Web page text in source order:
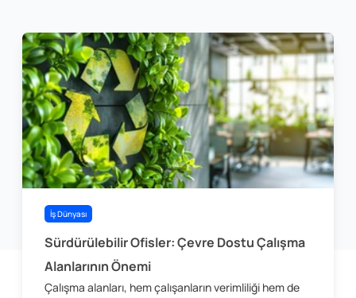
İş Dünyası
Sürdürülebilir Ofisler: Çevre Dostu Çalışma
Alanlarının Önemi
Çalışma alanları, hem çalışanların verimliliği hem de